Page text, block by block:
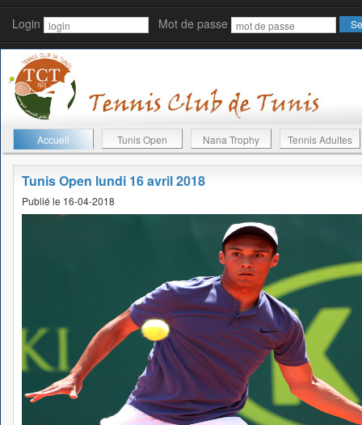
Login Mot de passe
Accueil Tunis Open Nana Trophy Tennis Adultes
Tunis Open lundi 16 avril 2018
Publié le 16-04-2018